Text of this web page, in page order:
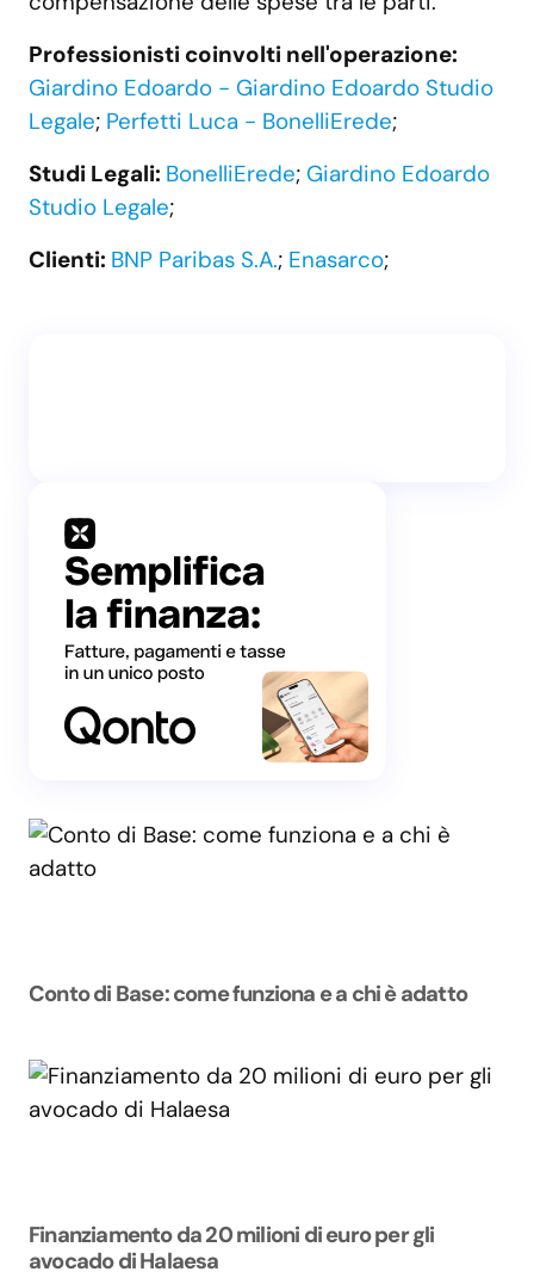
Professionisti coinvolti nell'operazione:
Giardino Edoardo - Giardino Edoardo Studio
Legale; Perfetti Luca - BonelliErede;
Studi Legali: BonelliErede; Giardino Edoardo
Studio Legale;
Clienti: BNP Paribas S.A.; Enasarco;
Conto di Base: come funziona e a chi è adatto
Finanziamento da 20 milioni di euro per gli
avocado di Halaesa